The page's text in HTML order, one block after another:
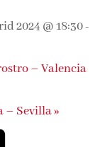
2024 @ 18:30-
– Valencia
– Sevilla»